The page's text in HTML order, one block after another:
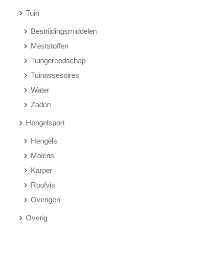
Tuin
Bestrijdingsmiddelen
Meststoffen
Tuingereedschap
Tuinassesoires
Water
Zaden
Hengelsport
Hengels
Molens
Karper
Roofvis
Overigen
Overig